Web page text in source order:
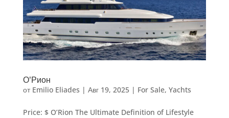
О'Рион
от Emilio Eliades | Авг 19, 2025| For Sale, Yachts
Price: $ O’Rion The Ultimate Definition of Lifestyle